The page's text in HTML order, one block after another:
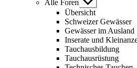
Alle Foren Untermenü
anzeigen
Übersicht
Schweizer Gewässer
Gewässer im Ausland
Inserate und
Tauchausbildung
Tauchausrüstung